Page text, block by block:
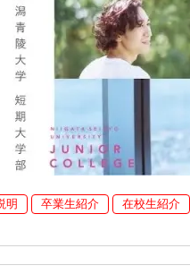
明 卒業生紹介 在校生紹介